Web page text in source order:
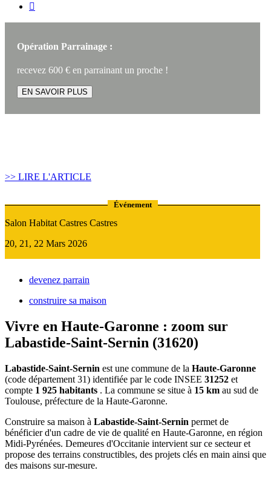

Opération Parrainage :
recevez 600 € en parrainant un proche !
EN SAVOIR PLUS
>> LIRE L'ARTICLE
Événement
Salon Habitat Castres Castres
20, 21, 22 Mars 2026
devenez parrain
construire sa maison
Vivre en Haute-Garonne : zoom sur
Labastide-Saint-Sernin (31620)
Labastide-Saint-Sernin est une commune de la Haute-Garonne
(code département 31) identifiée par le code INSEE 31252 et
compte 1 925 habitants . La commune se situe à 15 km au sud de
Toulouse, préfecture de la Haute-Garonne.
Construire sa maison à Labastide-Saint-Sernin permet de
bénéficier d'un cadre de vie de qualité en Haute-Garonne, en région
Midi-Pyrénées. Demeures d'Occitanie intervient sur ce secteur et
propose des terrains constructibles, des projets clés en main ainsi que
des maisons sur-mesure.